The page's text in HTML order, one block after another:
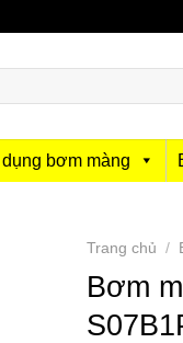
bơm màng
Trang chủ /
Bơm